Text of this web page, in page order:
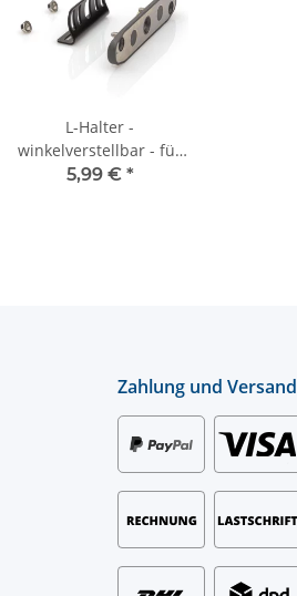
L-Halter -
winkelverstellbar - für
xFlare und X2 Serie
5,99 € *
Zahlung und Versand